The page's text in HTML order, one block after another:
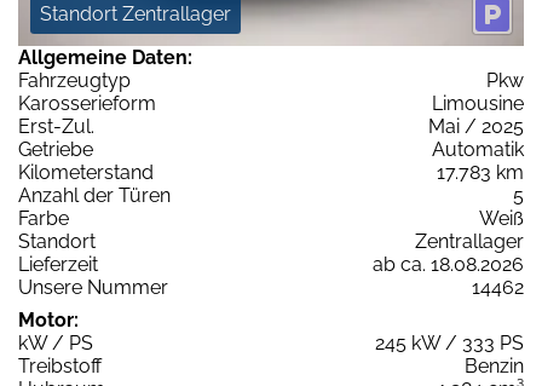
Standort Zentrallager
Allgemeine Daten:
Fahrzeugtyp
Pkw
Karosserieform
Limousine
Erst-Zul.
Mai / 2025
Getriebe
Automatik
Kilometerstand
17.783 km
Anzahl der Türen
5
Farbe
Weiß
Standort
Zentrallager
Lieferzeit
ab ca. 18.08.2026
Unsere Nummer
14462
Motor:
kW / PS
245 kW / 333 PS
Treibstoff
Benzin